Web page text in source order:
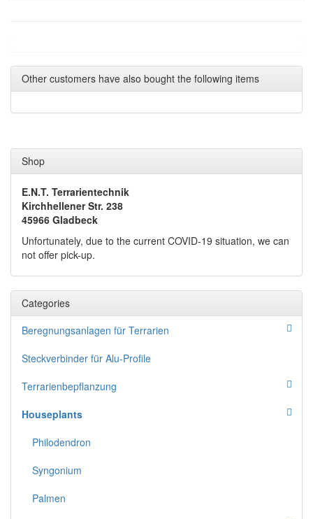
Other customers have also bought the following items
Shop
E.N.T. Terrarientechnik
Kirchhellener Str. 238
45966 Gladbeck
Unfortunately, due to the current COVID-19 situation, we can
not offer pick-up.
Categories
Beregnungsanlagen für Terrarien
Steckverbinder für Alu-Profile
Terrarienbepflanzung
Houseplants
Philodendron
Syngonium
Palmen